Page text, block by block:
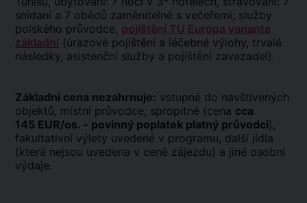
snídaní a 7 obědů zaměnitelné s večeřemi; služby
polského průvodce, pojištění TU Europa varianta
základní (úrazové pojištění a léčebné výlohy, trvalé
následky, asistenční služby a pojištění zavazadel).
Základní cena nezahrnuje: vstupné do navštívených
objektů, místní průvodce, spropitné (cena cca
145 EUR/os. - povinný poplatek platný průvodci),
fakultativní výlety uvedené v programu, další jídla
(která nejsou uvedena v ceně zájezdu) a jiné osobní
výdaje.